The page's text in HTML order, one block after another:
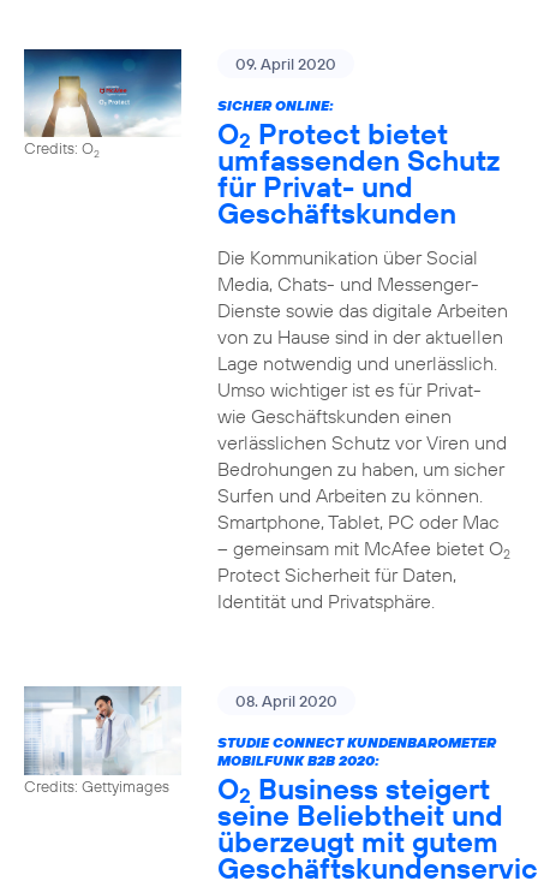
Credits: O2
09. April 2020
SICHER ONLINE:
O2 Protect bietet
umfassenden Schutz
für Privat- und
Geschäftskunden
Die Kommunikation über Social
Media, Chats- und Messenger-
Dienste sowie das digitale Arbeiten
von zu Hause sind in der aktuellen
Lage notwendig und unerlässlich.
Umso wichtiger ist es für Privat-
wie Geschäftskunden einen
verlässlichen Schutz vor Viren und
Bedrohungen zu haben, um sicher
Surfen und Arbeiten zu können.
Smartphone, Tablet, PC oder Mac
– gemeinsam mit McAfee bietet O2
Protect Sicherheit für Daten,
Identität und Privatsphäre.
Credits: Gettyimages
08. April 2020
STUDIE CONNECT KUNDENBAROMETER
MOBILFUNK B2B 2020:
O2 Business steigert
seine Beliebtheit und
überzeugt mit gutem